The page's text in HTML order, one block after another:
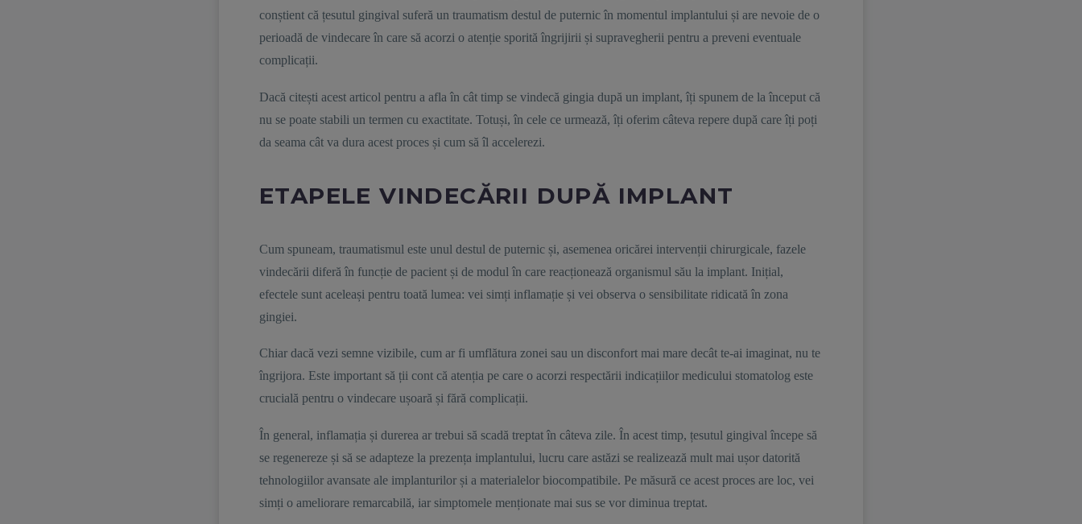
conștient că țesutul gingival suferă un traumatism destul de puternic în momentul implantului și are nevoie de o
perioadă de vindecare în care să acorzi o atenție sporită îngrijirii și supravegherii pentru a preveni eventuale
complicații.
Dacă citești acest articol pentru a afla în cât timp se vindecă gingia după un implant, îți spunem de la început că
nu se poate stabili un termen cu exactitate. Totuși, în cele ce urmează, îți oferim câteva repere după care îți poți
da seama cât va dura acest proces și cum să îl accelerezi.
ETAPELE VINDECĂRII DUPĂ IMPLANT
Cum spuneam, traumatismul este unul destul de puternic și, asemenea oricărei intervenții chirurgicale, fazele
vindecării diferă în funcție de pacient și de modul în care reacționează organismul său la implant. Inițial,
efectele sunt aceleași pentru toată lumea: vei simți inflamație și vei observa o sensibilitate ridicată în zona
gingiei.
Chiar dacă vezi semne vizibile, cum ar fi umflătura zonei sau un disconfort mai mare decât te-ai imaginat, nu te
îngrijora. Este important să ții cont că atenția pe care o acorzi respectării indicațiilor medicului stomatolog este
crucială pentru o vindecare ușoară și fără complicații.
În general, inflamația și durerea ar trebui să scadă treptat în câteva zile. În acest timp, țesutul gingival începe să
se regenereze și să se adapteze la prezența implantului, lucru care astăzi se realizează mult mai ușor datorită
tehnologiilor avansate ale implanturilor și a materialelor biocompatibile. Pe măsură ce acest proces are loc, vei
simți o ameliorare remarcabilă, iar simptomele menționate mai sus se vor diminua treptat.